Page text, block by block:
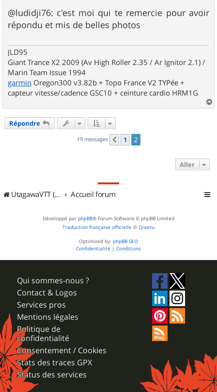
s
s
a
@ludidji76: c'est moi qui te remercie pour avoir
répondu et mis de belles photos
JLD95
Giant Trance X2 2009 (Av High Roller 2.35 / Ar Ignitor 2.1) /
Marin Team Issue 1994
garmin Oregon300 v3.82b + Topo France V2 TYPée +
capteur vitesse/cadence GSC10 + ceinture cardio HRM1G
a
Répondre
19 messages Précédent
1 2
Aller
UtagawaVTT (Randos VTT et VTTAE avec traces GPS) Accueil forum
Développé par phpBB® Forum Software © phpBB Limited
Traduction française officielle © Qiaeru
Optimized by: phpBB SEO
Confidentialité | Conditions
Qui sommes-nous ?
Contact & Logos
Services pros
Mentions légales
Politique de
confidentialité
Consentement / Cookies
Stats des traces GPX
Status des services